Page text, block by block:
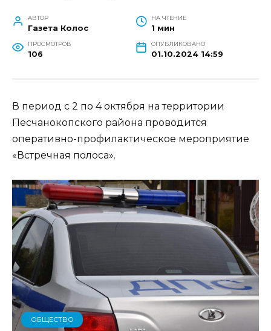
АВТОР
Газета Колос
НА ЧТЕНИЕ
1 мин
ПРОСМОТРОВ
106
ОПУБЛИКОВАНО
01.10.2024 14:59
В период с 2 по 4 октября на территории
Песчанокопского района проводится
оперативно-профилактическое мероприятие
«Встречная полоса».
ОБЩЕСТВО